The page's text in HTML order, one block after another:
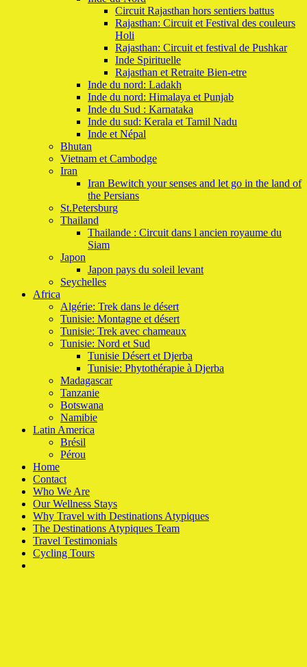
Circuit Rajasthan hors sentiers battus
Rajasthan: Circuit et Festival des couleurs
Holi
Rajasthan: Circuit et festival de Pushkar
Inde Spirituelle
Rajasthan et Retraite Bien-etre
Inde du nord: Ladakh
Inde du nord: Himalaya et Punjab
Inde du Sud : Karnataka
Inde du sud: Kerala et Tamil Nadu
Inde et Népal
Bhutan
Vietnam et Cambodge
Iran
Iran Bewitch your senses and let go in the land of
the Persians
St.Petersburg
Thailand
Thailande : Circuit dans l ancien royaume du
Siam
Japon
Japon pays du soleil levant
Seychelles
Africa
Algérie: Trek dans le désert
Tunisie: Montagne et désert
Tunisie: Trek avec chameaux
Tunisie: Nord et Sud
Tunisie Désert et Djerba
Tunisie: Phytothérapie à Djerba
Madagascar
Tanzanie
Botswana
Namibie
Latin America
Brésil
Pérou
Home
Contact
Who We Are
Our Wellness Stays
Why Travel with Destinations Atypiques
The Destinations Atypiques Team
Travel Testimonials
Cycling Tours